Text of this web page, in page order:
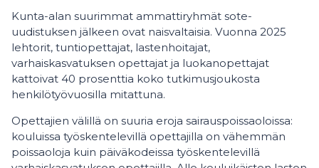
Kunta-alan suurimmat ammattiryhmät sote-
uudistuksen jälkeen ovat naisvaltaisia. Vuonna 2025
lehtorit, tuntiopettajat, lastenhoitajat,
varhaiskasvatuksen opettajat ja luokanopettajat
kattoivat 40 prosenttia koko tutkimusjoukosta
henkilötyövuosilla mitattuna.
Opettajien välillä on suuria eroja sairauspoissaoloissa:
kouluissa työskentelevillä opettajilla on vähemmän
poissaoloja kuin päiväkodeissa työskentelevillä